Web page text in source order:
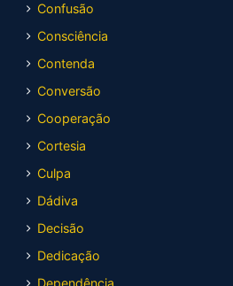
Confusão
Consciência
Contenda
Conversão
Cooperação
Cortesia
Culpa
Dádiva
Decisão
Dedicação
Dependência